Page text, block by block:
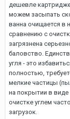
дешевле
можем засыпать
ванна очищается в
сравнению с
загрязнена
баловство.
угля - это
полностью,
мелкие частицы
на покрытии в виде
очистке углем
загрузок.